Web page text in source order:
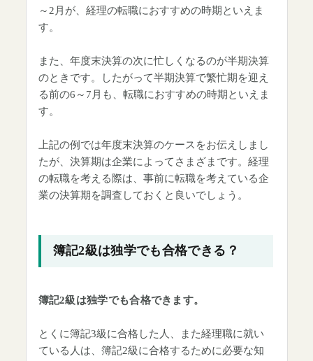
～2月が、経理の転職におすすめの時期といえま
す。
また、年度末決算の次に忙しくなるのが半期決算
のときです。したがって半期決算で繁忙期を迎え
る前の6～7月も、転職におすすめの時期といえま
す。
上記の例では年度末決算のケースをお伝えしまし
たが、決算期は企業によってさまざまです。経理
の転職を考える際は、事前に転職を考えている企
業の決算期を調査しておくと良いでしょう。
簿記2級は独学でも合格できる？
簿記2級は独学でも合格できます。
とくに簿記3級に合格した人、また経理職に就い
ている人は、簿記2級に合格するために必要な知